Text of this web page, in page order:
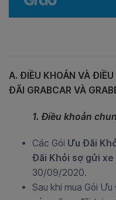
A. ĐIỀU KHOẢN VÀ
ĐÃI GRABCAR VÀ
1. Điều khoản
Các Gói Ưu Đãi
Đãi Khỏi sợ gửi xe
30/09/2020.
Sau khi mua Gói